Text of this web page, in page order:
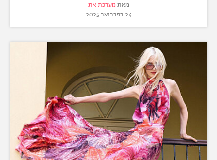
מאת מערכת את
24 בפברואר 2025